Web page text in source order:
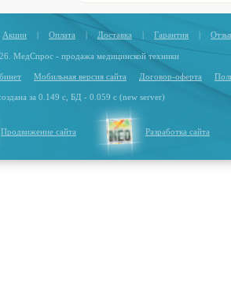
Акции | Оплата | Доставка | Гарантия |
МедСпрос - продажа медицинской техники
Мобильная версия сайта Договор-оферта
за 0.149 с, БД - 0.059 с (new server)
Продвижение сайта Разработка сайта